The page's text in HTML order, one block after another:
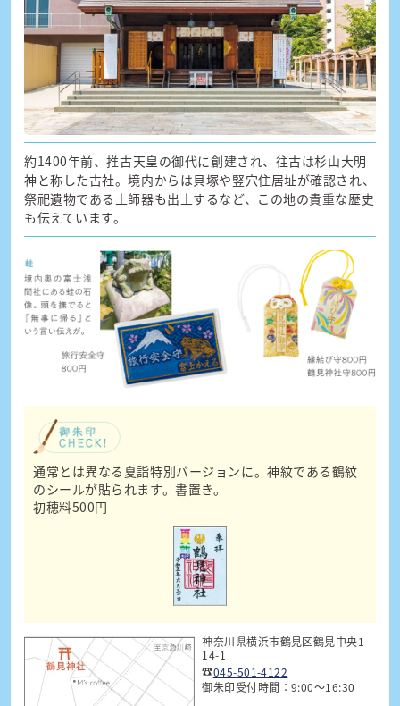
約1400年前、推古天皇の御代に創建され、往古は杉山大明
神と称した古社。境内からは貝塚や竪穴住居址が確認され、
祭祀遺物である土師器も出土するなど、この地の貴重な歴史
も伝えています。
通常とは異なる夏詣特別バージョンに。神紋である鶴紋
のシールが貼られます。書置き。
初穂料500円
神奈川県横浜市鶴見区鶴見中央1-
14-1
☎045-501-4122
御朱印受付時間：9:00～16:30